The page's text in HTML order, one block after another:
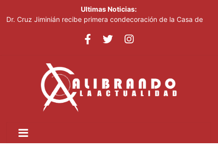
Ultimas Noticias:
Dr. Cruz Jiminián recibe primera condecoración de la Casa de
El mundo del fútbol despide a Jorge Messi, padre del astro
Johnny Pujols: "Hay decenas de miles de ciudadanos que
quieren inscribirse en el PLD"
César Fernández acusa al Gobierno de presentar logros que no
reflejan la realidad económica